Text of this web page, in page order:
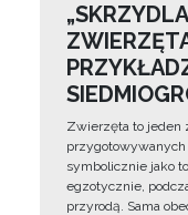
Zwierzęta to jeden
symbolicznie jako
egzotycznie,
przyrodą. Sama